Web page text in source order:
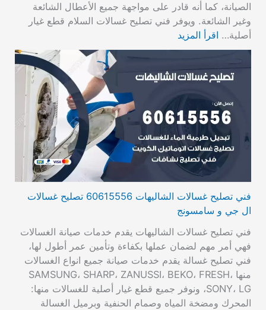
الصيانة، كما أنه قادر على مواجهة جميع الأعطال الشائعة
وغير الشائعة. ويوفر فني تصليح غسالات السلام قطع غيار
أصلية… اقرأ المزيد
فني تصليح غسالات الشاليهات 60615556 تصليح غسالات
ال جي و سامسونج
فني تصليح غسالات الشاليهات يقدم خدمات صيانة الغسالات
فهي أمر مهم لضمان عملها بكفاءة وتأمين عمر أطول لها،
فني تصليح غسالة يقدم خدمات صيانة جميع انواع الغسالات
منها SAMSUNG، SHARP، ZANUSSI، BEKO، FRESH،
SONY، LG، ونوفر جميع قطع غيار أصلية للغسالات منها:
المحرك ومضخة المياه وصمام الحنفية وبرميل الغسالة